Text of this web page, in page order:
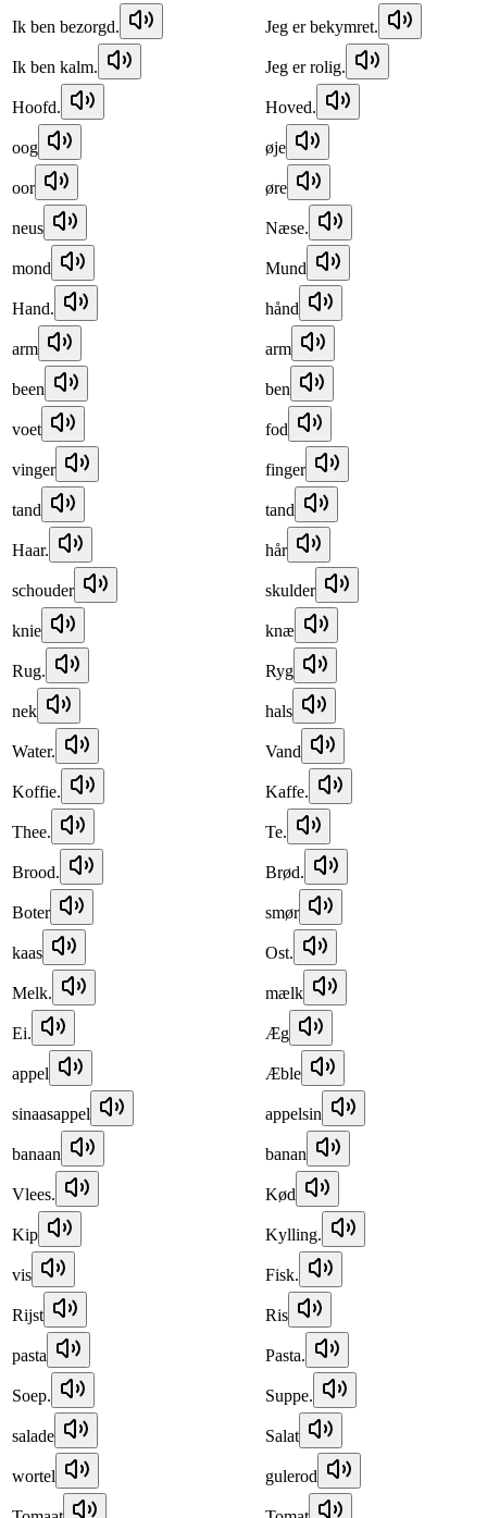
Ik ben bezorgd. Jeg er bekymret.
Ik ben kalm. Jeg er rolig.
Hoofd. Hoved.
oog øje
oor øre
neus Næse.
mond Mund
Hand. hånd
arm arm
been ben
voet fod
vinger finger
tand tand
Haar. hår
schouder skulder
knie knæ
Rug. Ryg
nek hals
Water. Vand
Koffie. Kaffe.
Thee. Te.
Brood. Brød.
Boter smør
kaas Ost.
Melk. mælk
Ei. Æg
appel Æble
sinaasappel appelsin
banaan banan
Vlees. Kød
Kip Kylling.
vis Fisk.
Rijst Ris
pasta Pasta.
Soep. Suppe.
salade Salat
wortel gulerod